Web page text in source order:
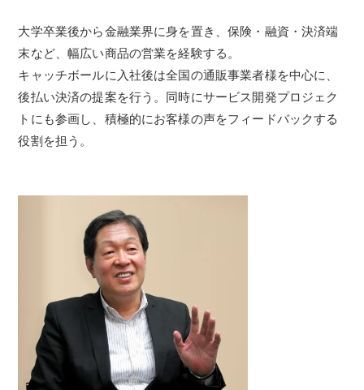
大学卒業後から金融業界に身を置き、保険・融資・決済端
末など、幅広い商品の営業を経験する。
キャッチボールに入社後は全国の通販事業者様を中心に、
後払い決済の提案を行う。同時にサービス開発プロジェク
トにも参画し、積極的にお客様の声をフィードバックする
役割を担う。